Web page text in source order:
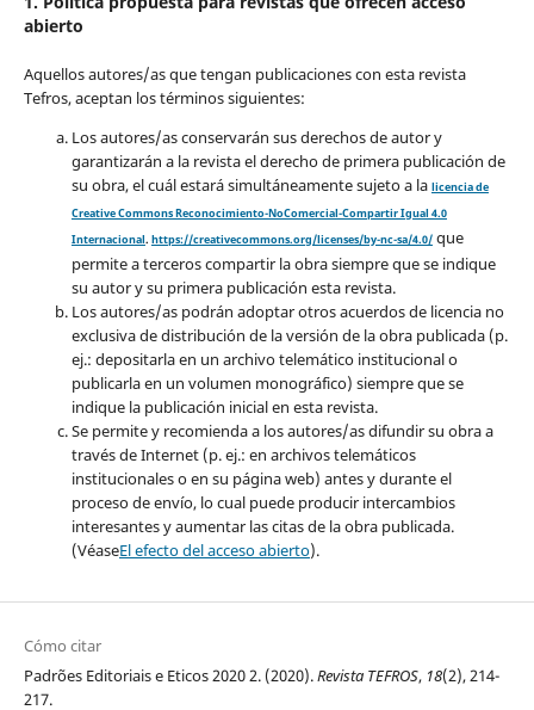
abierto
Aquellos autores/as que tengan publicaciones con esta revista
Tefros, aceptan los términos siguientes:
Los autores/as conservarán sus derechos de autor y
garantizarán a la revista el derecho de primera publicación de
su obra, el cuál estará simultáneamente sujeto a la licencia de
Creative Commons Reconocimiento-NoComercial-Compartir Igual 4.0
Internacional. https://creativecommons.org/licenses/by-nc-sa/4.0/que
permite a terceros compartir la obra siempre que se indique
su autor y su primera publicación esta revista.
Los autores/as podrán adoptar otros acuerdos de licencia no
exclusiva de distribución de la versión de la obra publicada (p.
ej.: depositarla en un archivo telemático institucional o
publicarla en un volumen monográfico) siempre que se
indique la publicación inicial en esta revista.
Se permite y recomienda a los autores/as difundir su obra a
través de Internet (p. ej.: en archivos telemáticos
institucionales o en su página web) antes y durante el
proceso de envío, lo cual puede producir intercambios
interesantes y aumentar las citas de la obra publicada.
(VéaseEl efecto del acceso abierto).
Cómo citar
Padrões Editoriais e Eticos 2020 2. (2020).Revista TEFROS, 18(2), 214-
217.